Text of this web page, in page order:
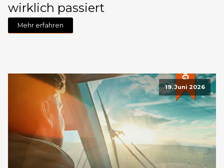
wirklich passiert
Mehr erfahren
19. Juni 2026